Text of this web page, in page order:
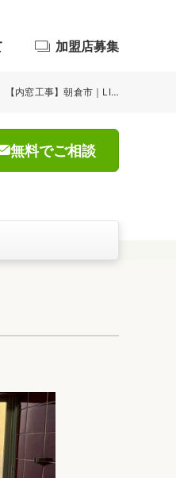
加盟店募集
【内窓工事】朝倉市｜LIXIL内窓「インプラス」設置工事
無料でご相談